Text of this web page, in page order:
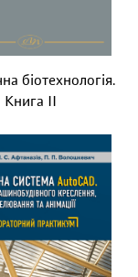
біотехнологія.
Книга ІІ